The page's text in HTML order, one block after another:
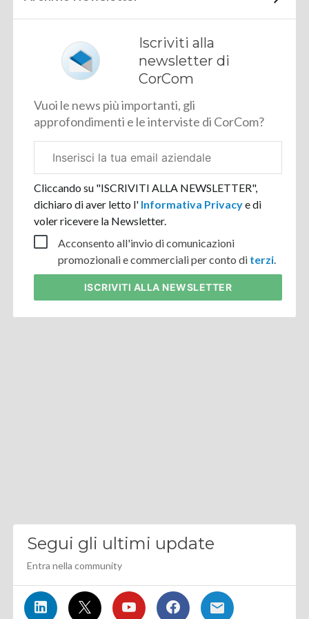
Iscriviti alla
newsletter di
CorCom
Vuoi le news più importanti, gli
approfondimenti e le interviste di CorCom?
aziendale
Cliccando su "ISCRIVITI ALLA NEWSLETTER",
dichiaro di aver letto l' Informativa Privacye di
voler ricevere la Newsletter.
Acconsento all'invio di comunicazioni
promozionali e commerciali per conto di terzi.
ISCRIVITI ALLA NEWSLETTER
Segui gli ultimi update
Entra nella community